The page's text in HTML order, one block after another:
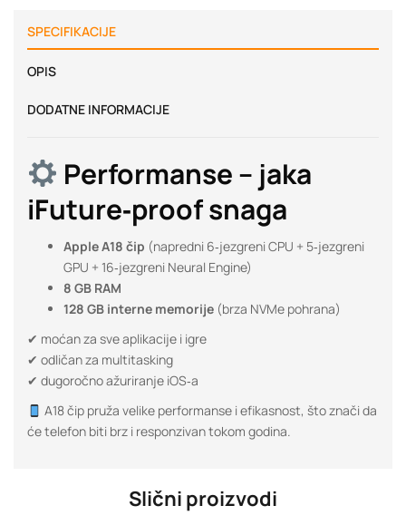
SPECIFIKACIJE
OPIS
DODATNE INFORMACIJE
Performanse – jaka
iFuture‑proof snaga
Apple A18 čip (napredni 6‑jezgreni CPU + 5‑jezgreni
GPU + 16‑jezgreni Neural Engine)
8 GB RAM
128 GB interne memorije (brza NVMe pohrana)
✔ moćan za sve aplikacije i igre
✔ odličan za multitasking
✔ dugoročno ažuriranje iOS‑a
A18 čip pruža velike performanse i efikasnost, što znači da
će telefon biti brz i responzivan tokom godina.
Slični proizvodi